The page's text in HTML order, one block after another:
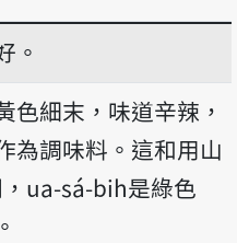
。
色細末，味道辛辣，
為調味料。這和用山
ua-sá-bih是綠色